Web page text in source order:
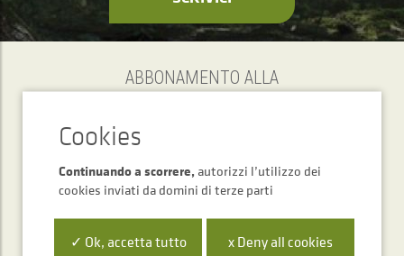
ABBONAMENTO ALLA
Newsletter
INVIARE
Continuando a scorrere, autorizzi l’utilizzo dei
cookies inviati da domini di terze parti
✓ Ok, accetta tutto x Deny all cookies